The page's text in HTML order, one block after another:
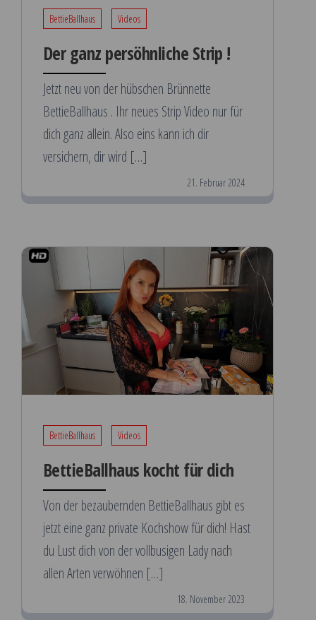
BettieBallhaus Videos
Der ganz persöhnliche Strip !
Jetzt neu von der hübschen Brünnette
BettieBallhaus . Ihr neues Strip Video nur für
dich ganz allein. Also eins kann ich dir
versichern, dir wird […]
21. Februar 2024
BettieBallhaus Videos
BettieBallhaus kocht für dich
Von der bezaubernden BettieBallhaus gibt es
jetzt eine ganz private Kochshow für dich! Hast
du Lust dich von der vollbusigen Lady nach
allen Arten verwöhnen […]
18. November 2023